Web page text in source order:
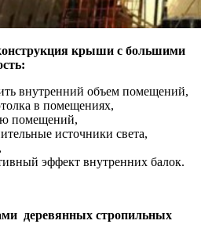
крыши с большими
внутренний объем помещений,
в помещениях,
помещений,
источники света,
эффект внутренних балок.
деревянных стропильных